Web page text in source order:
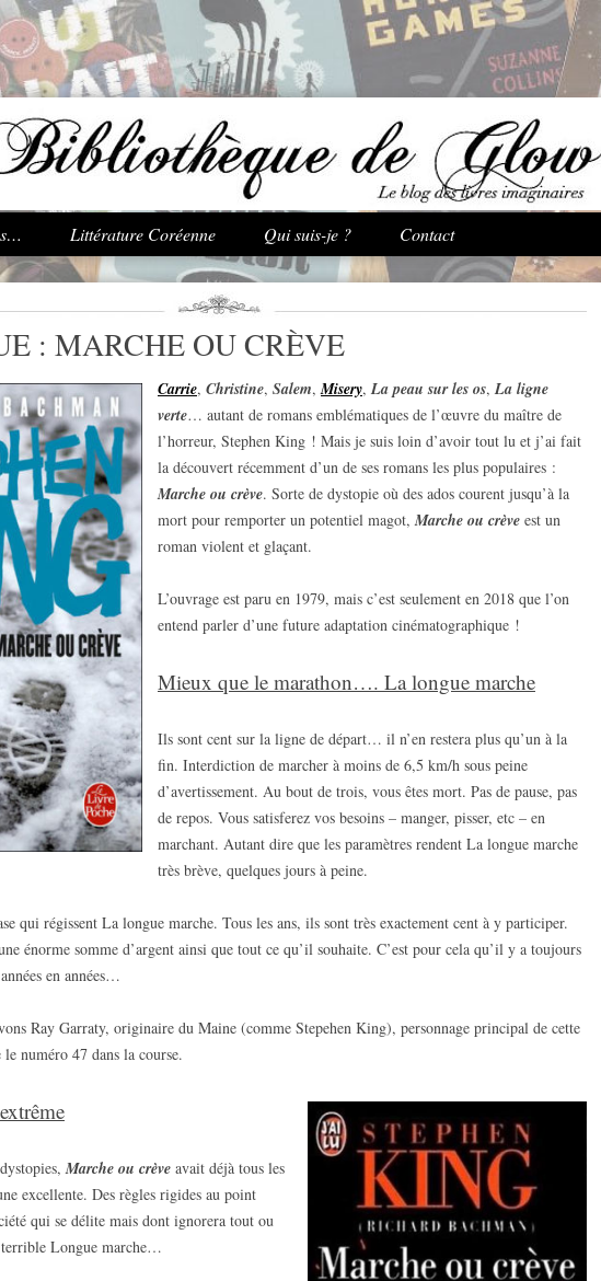
Aller au contenu principal
Littérature Coréenne Qui suis-je ? Contact
: MARCHE OU CRÈVE
Carrie, Christine, Salem, Misery,La peau sur les os,La ligne
verte… autant de romans emblématiques de l’œuvre du maître de
l’horreur, Stephen King ! Mais je suis loin d’avoir tout lu et j’ai fait
la découvert récemment d’un de ses romans les plus populaires :
Marche ou crève. Sorte de dystopie où des ados courent jusqu’à la
mort pour remporter un potentiel magot,Marche ou crèveest un
roman violent et glaçant.
L’ouvrage est paru en 1979, mais c’est seulement en 2018 que l’on
entend parler d’une future adaptation cinématographique !
Mieux que le marathon…. La longue marche
Ils sont cent sur la ligne de départ… il n’en restera plus qu’un à la
fin. Interdiction de marcher à moins de 6,5 km/h sous peine
d’avertissement. Au bout de trois, vous êtes mort. Pas de pause, pas
de repos. Vous satisferez vos besoins – manger, pisser, etc – en
marchant. Autant dire que les paramètres rendent La longue marche
très brève, quelques jours à peine.
qui régissent La longue marche. Tous les ans, ils sont très exactement cent à y participer.
énorme somme d’argent ainsi que tout ce qu’il souhaite. C’est pour cela qu’il y a toujours
en années…
Ray Garraty, originaire du Maine (comme Stepehen King), personnage principal de cette
numéro 47 dans la course.
Marche ou crèveavait déjà tous les
excellente. Des règles rigides au point
qui se délite mais dont ignorera tout ou
terrible Longue marche…